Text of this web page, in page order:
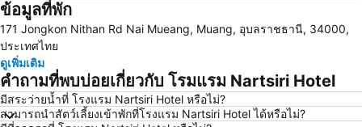
ข้อมูลที่พัก
171 Jongkon Nithan Rd Nai Mueang, Muang, อุบลราชธานี, 34000,
ประเทศไทย
ดูเพิ่มเติม
คำถามที่พบบ่อยเกี่ยวกับ โรมแรม Nartsiri Hotel
มีสระว่ายน้ำที่ โรงแรม Nartsiri Hotel หรือไม่?
สามารถนำสัตว์เลี้ยงเข้าพักที่โรงแรม Nartsiri Hotel ได้หรือไม่?